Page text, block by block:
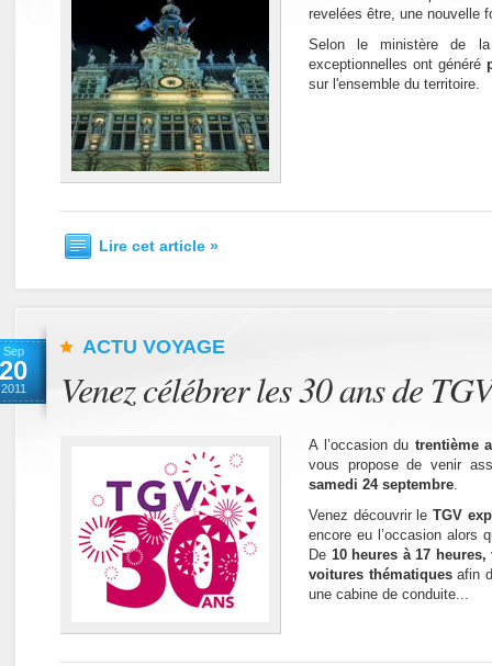
revelées être, une nouvelle
Selon le ministère de
exceptionnelles ont généré
sur l'ensemble du territoire.
Lire cet article »
Sep
20
2011
ACTU VOYAGE
Venez célébrer les 30 ans de TGV
A l’occasion du trentième
vous propose de venir
samedi 24 septembre.
Venez découvrir le TGV
encore eu l’occasion alors
De 10 heures à 17 heures,
voitures thématiques afin
une cabine de conduite...